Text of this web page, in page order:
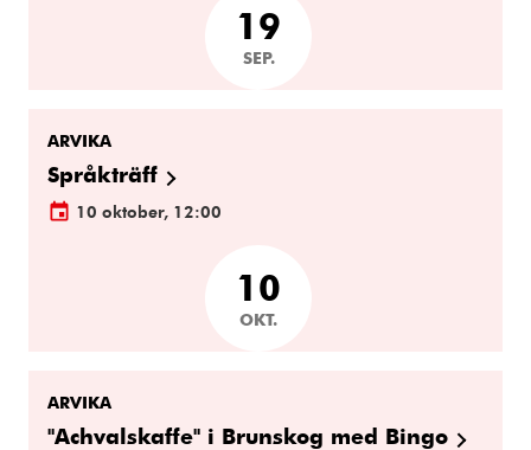
19
SEP.
ARVIKA
Språkträff
10 oktober, 12:00
10
OKT.
ARVIKA
"Achvalskaffe" i Brunskog med Bingo